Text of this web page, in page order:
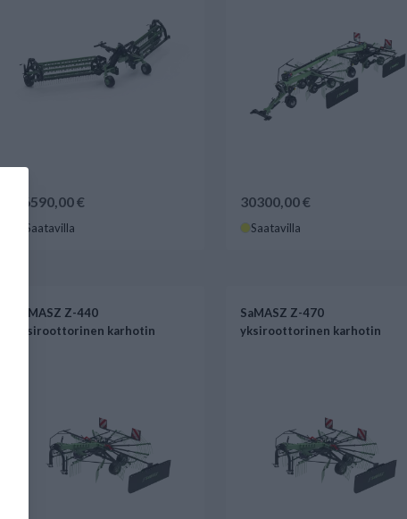
16590,00 €
Saatavilla
30300,00 €
Saatavilla
SaMASZ Z-440
yksiroottorinen karhotin
SaMASZ Z-470
yksiroottorinen karhotin